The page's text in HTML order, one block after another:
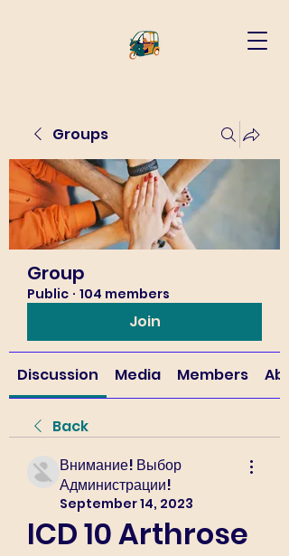
Groups
Group
Public · 104 members
Join
Discussion Media Members
Back
Внимание! Выбор
Администрации!
September 14, 2023
ICD 10 Arthrose